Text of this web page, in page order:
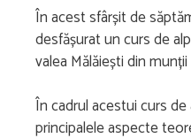
În acest sfârșit de
desfășurat un curs de
valea Mălăiești din
În cadrul acestui curs
principalele aspecte